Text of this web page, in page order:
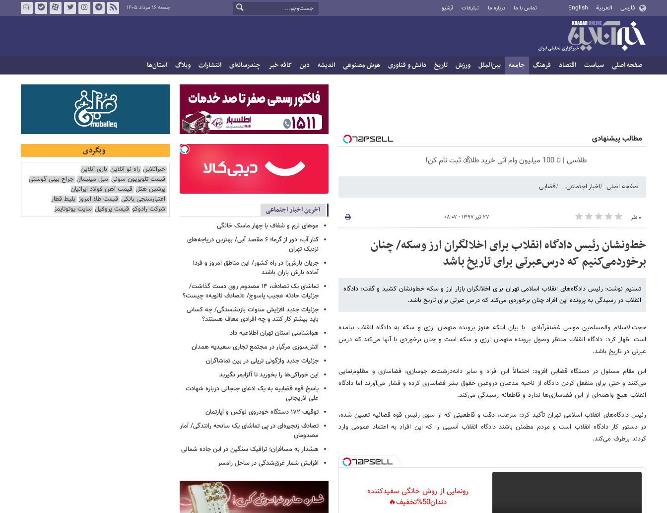
فارسی العربية English تماس با ما درباره ما تبلیغات آرشیو جمعه ۱۶ مرداد ۱۴۰۵
صفحه اصلی سیاست اقتصاد فرهنگ جامعه بین‌الملل ورزش تاریخ دانش و فناوری هوش مصنوعی اندیشه دین کافه خبر چندرسانه‌ای انتشارات وبلاگ استان‌ها
مطالب پیشنهادی
طلاسی | تا 100 میلیون وام آنی خرید طلا💰 ثبت نام کن!
صفحه اصلی اخبار اجتماعی قضایی
۰ نفر ۲۷ تیر ۱۳۹۷ - ۰۸:۰۷
خط‌ونشان رئیس دادگاه انقلاب برای اخلالگران ارز وسکه/ چنان
برخوردمی‌کنیم که درس‌عبرتی برای تاریخ باشد
تسنیم نوشت: رئیس دادگاه‌های انقلاب اسلامی تهران برای اخلالگران بازار ارز و سکه خط‌ونشان کشید و گفت: دادگاه
انقلاب در رسیدگی به پرونده‌ این افراد چنان برخوردی می‌کند که درس عبرتی برای تاریخ باشد.
حجت‌الاسلام والمسلمین موسی غضنفرآبادی با بیان اینکه هنوز پرونده متهمان ارزی و سکه به دادگاه انقلاب نیامده
است اظهار کرد: دادگاه انقلاب منتظر وصول پرونده متهمان ارزی و سکه است و چنان برخوردی با آنها می‌کند که درس
عبرتی در تاریخ باشد.
این مقام مسئول در دستگاه قضایی افزود: احتمالاً این افراد و سایر دانه‌درشت‌ها جوسازی، فضاسازی و مظلوم‌‌نمایی
می‌کنند و حتی برای منفعل کردن دادگاه از ناحیه مدعیان دروغین حقوق بشر فضاسازی کرده و فشار می‌‌آورند اما دادگاه
انقلاب هیچ واهمه‌ای از این فضاسازی‌ها ندارد و قاطعانه رسیدگی می‌کند.
رئیس دادگاه‌های انقلاب اسلامی تهران تأکید کرد: سرعت، دقت و قاطعیتی که از سوی رئیس قوه قضائیه تعیین شده،
در دستور کار دادگاه انقلاب است و مردم مطمئن باشند دادگاه انقلاب آسیبی را که این افراد به اعتماد عمومی وارد
کردند برطرف می‌کند.
رونمایی از روش خانگی سفیدکننده
دندان50%تخفیف🔥
آخرین اخبار اجتماعی
موهای نرم و شفاف با چهار ماسک خانگی
کنار آب، دور از گرما؛ ۶ مقصد آبی/ بهترین دریاچه‌های
نزدیک تهران
جریان بارش‌زا در راه کشور/ این مناطق امروز و فردا
آماده بارش باران باشند
تماشای یک تصادف، ۱۴ مصدوم روی دست گذاشت/
جزئیات حادثه عجیب یاسوج/ «تصادف ثانویه» چیست؟
جزئیات جدید افزایش سنوات بازنشستگی/ چه کسانی
باید بیشتر کار کنند و چه افرادی معاف هستند؟
هواشناسی استان تهران اطلاعیه داد
آتش‌سوزی مرگبار در مجتمع تجاری سعیدیه همدان
جزئیات جدید واژگونی تریلی در بین تماشاگران
این خوراکی‌ها را بخورید تا آلزایمر نگیرید
پاسخ قوه قضاییه به یک ادعای جنجالی درباره شهادت
علی لاریجانی
توقیف ۱۷۲ دستگاه خودروی لوکس و آپارتمان
تصادف زنجیره‌ای در پی تماشای یک سانحه رانندگی/ آمار
مصدومان
هشدار به مسافران؛ ترافیک سنگین در این جاده شمالی
افزایش شمار غرق‌شدگی در ساحل رامسر
وبگردی
خبرآنلاین راه نو آنلاین بازی آنلاین
قیمت تلویزیون سونی مبل مینیمال جراح بینی گوشتی
پرشین هتل قیمت آهن فولاد ایرانیان
اعتبارسنجی بانکی قیمت طلا امروز بلیط قطار
شرکت رادوکو قیمت پروفیل سایت یوتوتایمز